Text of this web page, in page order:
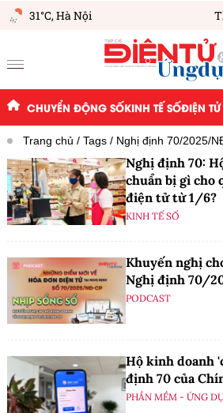
31°C,Hà Nội
CHUYỂN ĐỘNG SỐKINH TẾ SỐĐIỆN
Trang chủ Tags Nghị định 70/2025/
Nghị định 70:
chuẩn bị gì cho
điện tử từ 1/6?
KINH TẾ SỐ
Khuyến nghị
Nghị định 70/
PODCAST
Hộ kinh doanh
định 70 của
PHẦN MỀM - ỨNG